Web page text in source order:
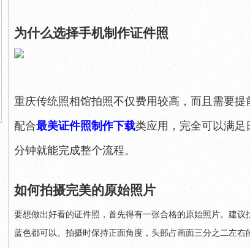
为什么选择手机制作证件照
重庆传统照相馆拍照不仅费用较高，而且需要
配合最美证件照制作下载类应用，完全可以满足
分钟就能完成整个流程。
如何拍摄完美的原始照片
要想做出好看的证件照，首先得有一张合格的原始照片。建
蓝色都可以。拍摄时保持正面角度，头部占画面三分之二左右